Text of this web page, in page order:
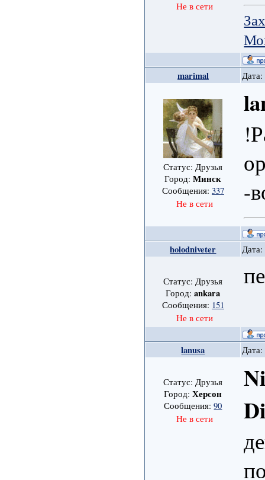
Не в сети
marimal Дата:
Статус: Друзья
Город:Минск
Сообщения: 337
Не в сети
-
holodniveter Дата:
Статус: Друзья
Город:ankara
Сообщения: 151
Не в сети
lanusa Дата:
Статус: Друзья
Город:Херсон
Сообщения:90
Не в сети